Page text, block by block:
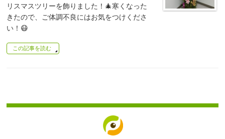
リスマスツリーを飾りました！🎄寒くなった
きたので、ご体調不良にはお気をつけくださ
い！😷
この記事を読む